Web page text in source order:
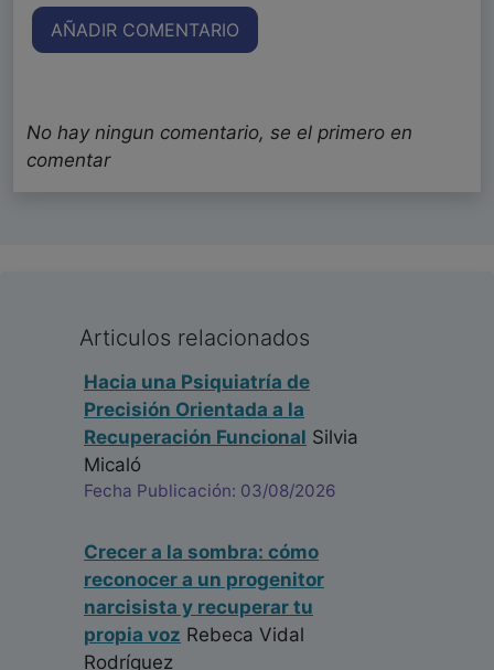
AÑADIR COMENTARIO
No hay ningun comentario, se el primero en
comentar
Articulos relacionados
Hacia una Psiquiatría de
Precisión Orientada a la
Recuperación Funcional Silvia
Micaló
Fecha Publicación: 03/08/2026
Crecer a la sombra: cómo
reconocer a un progenitor
narcisista y recuperar tu
propia voz Rebeca Vidal
Rodríguez